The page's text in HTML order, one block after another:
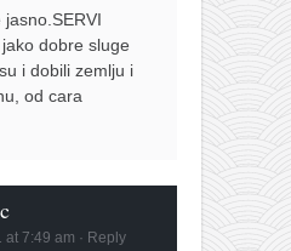
dobre sluge
i dobili zemlju i
od cara
at 7:49 am · Reply